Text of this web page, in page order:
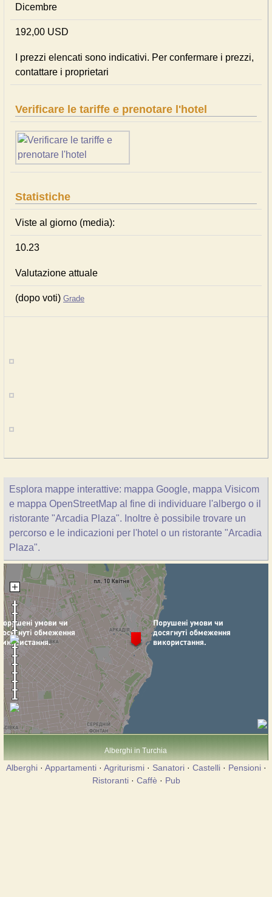
Dicembre
192,00 USD
I prezzi elencati sono indicativi. Per confermare i prezzi,
contattare i proprietari
Verificare le tariffe e prenotare l'hotel
Statistiche
Viste al giorno (media):
10.23
Valutazione attuale
(dopo voti) Grade
Esplora mappe interattive: mappa Google, mappa Visicom
e mappa OpenStreetMap al fine di individuare l'albergo o il
ristorante "Arcadia Plaza". Inoltre è possibile trovare un
percorso e le indicazioni per l'hotel o un ristorante "Arcadia
Plaza".
Alberghi in Turchia
Alberghi· Appartamenti· Agriturismi· Sanatori· Castelli· Pensioni·
Ristoranti· Caffè · Pub